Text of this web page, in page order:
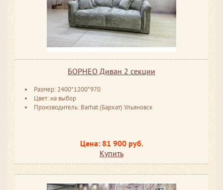
БОРНЕО Диван 2 секции
Размер: 2400*1200*970
Цвет: на выбор
Производитель: Barhat (Бархат) Ульяновск
Цена: 81 900 руб.
Купить